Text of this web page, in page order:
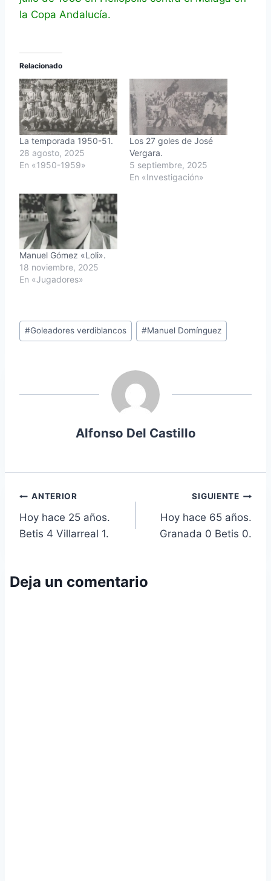
la Copa Andalucía.
Relacionado
La temporada 1950-51.
28 agosto, 2025
En «1950-1959»
Los 27 goles de José
Vergara.
5 septiembre, 2025
En «Investigación»
Manuel Gómez «Loli».
18 noviembre, 2025
En «Jugadores»
Etiquetas
de
#Goleadores verdiblancos #Manuel Domínguez
Alfonso Del Castillo
Navegación
de
ANTERIOR
Hoy hace 25 años.
Betis 4 Villarreal 1.
SIGUIENTE
Hoy hace 65 años.
Granada 0 Betis 0.
Deja un comentario